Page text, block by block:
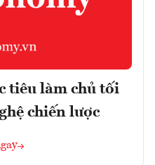
tiêu làm chủ tối
chiến lược